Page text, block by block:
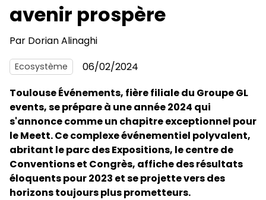
avenir prospère
Par Dorian Alinaghi
Ecosystème
06/02/2024
Toulouse Événements, fière filiale du Groupe GL
events, se prépare à une année 2024 qui
s'annonce comme un chapitre exceptionnel pour
le Meett. Ce complexe événementiel polyvalent,
abritant le parc des Expositions, le centre de
Conventions et Congrès, affiche des résultats
éloquents pour 2023 et se projette vers des
horizons toujours plus prometteurs.